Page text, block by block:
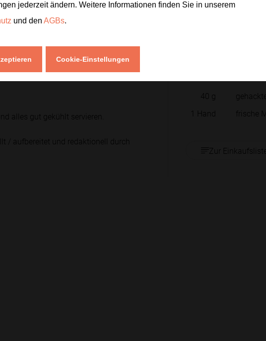
250g
Für das
40 g
1 Hand frische
Zur
Salz glatt rühren.
in Gläser oder eine kleine Form
alles gut gekühlt servieren.
/ aufbereitet und redaktionell durch
jederzeit ändern. Weitere Informationen finden Sie in unserem
und den AGBs.
Cookie-Einstellungen